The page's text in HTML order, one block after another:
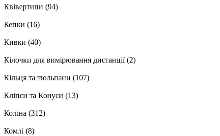
Квівертипи (94)
Кепки (16)
Кивки (40)
Кілочки для вимірювання дистанції(2)
Кільця та тюльпани (107)
Кліпси та Конуси (13)
Коліна (312)
Комлі (8)